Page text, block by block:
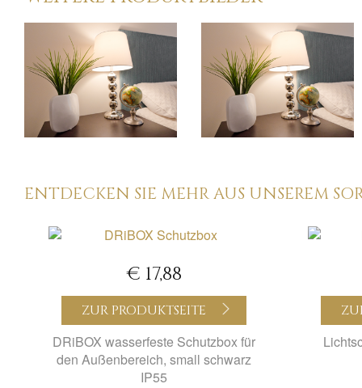
ENTDECKEN SIE MEHR AUS UNSEREM
€ 17,88
ZUR PRODUKTSEITE
DRiBOX wasserfeste Schutzbox für
den Außenbereich, small schwarz
IP55